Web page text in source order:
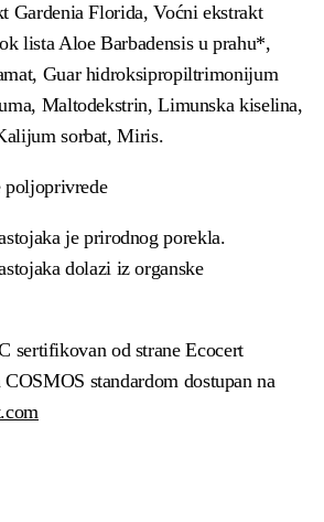
Gardenia Florida, Voćni ekstrakt
lista Aloe Barbadensis u prahu*,
Guar hidroksipropiltrimonijum
Maltodekstrin, Limunska kiselina,
sorbat, Miris.
poljoprivrede
je prirodnog porekla.
dolazi iz organske
sertifikovan od strane Ecocert
standardom dostupan na